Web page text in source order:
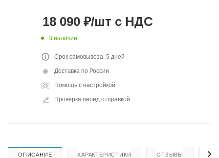
18 090 ₽/шт с НДС
В наличии
Срок самовывоза: 5 дней
Доставка по России
Помощь с настройкой
Проверка перед отправкой
ОПИСАНИЕ ХАРАКТЕРИСТИКИ ОТЗЫВЫ